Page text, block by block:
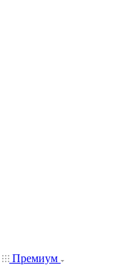
Премиум